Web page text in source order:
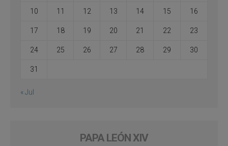
10 11 12 13 14 15 16
17 18 19 20 21 22 23
24 25 26 27 28 29 30
31
« Jul
PAPA LEÓN XIV